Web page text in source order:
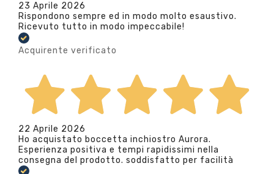
23 Aprile 2026
Rispondono sempre ed in modo molto esaustivo.
Ricevuto tutto in modo impeccabile!
Acquirente verificato
22 Aprile 2026
Ho acquistato boccetta inchiostro Aurora.
Esperienza positiva e tempi rapidissimi nella
consegna del prodotto. soddisfatto per facilità